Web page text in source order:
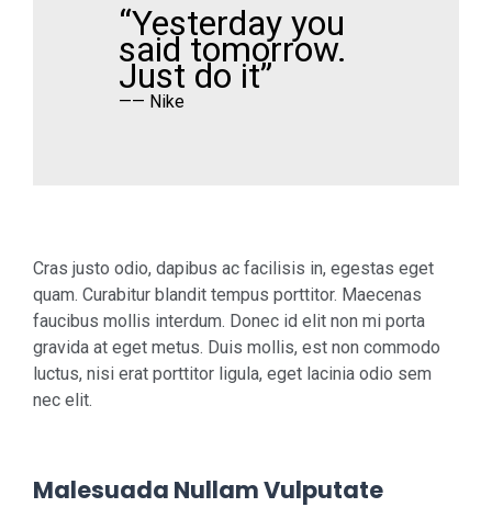
“Yesterday you
said tomorrow.
Just do it”
—— Nike
Cras justo odio, dapibus ac facilisis in, egestas eget
quam. Curabitur blandit tempus porttitor. Maecenas
faucibus mollis interdum. Donec id elit non mi porta
gravida at eget metus. Duis mollis, est non commodo
luctus, nisi erat porttitor ligula, eget lacinia odio sem
nec elit.
Malesuada Nullam Vulputate